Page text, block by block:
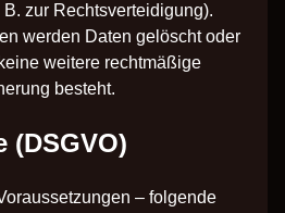
zur Rechtsverteidigung).
werden Daten gelöscht oder
weitere rechtmäßige
besteht.
(DSGVO)
– folgende